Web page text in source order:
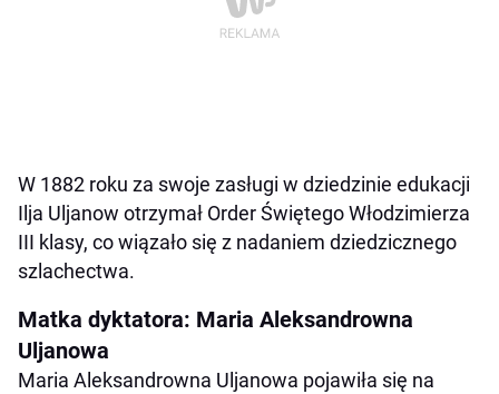
W 1882 roku za swoje zasługi w dziedzinie edukacji
Ilja Uljanow otrzymał Order Świętego Włodzimierza
III klasy, co wiązało się z nadaniem dziedzicznego
szlachectwa. ​
Matka dyktatora: Maria Aleksandrowna
Uljanowa
Maria Aleksandrowna Uljanowa pojawiła się na